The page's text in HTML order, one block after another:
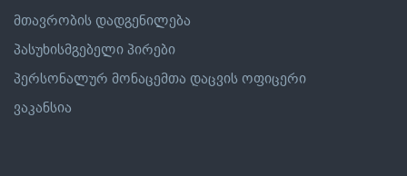
მთავრობის დადგენილება
პასუხისმგებელი პირები
პერსონალურ მონაცემთა დაცვის ოფიცერი
ვაკანსია